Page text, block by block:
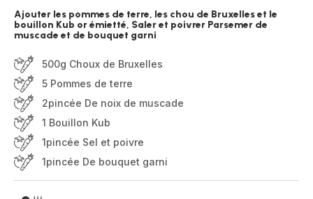
Ajouter les pommes de terre, les chou de Bruxelles et le
bouillon Kub or émietté, Saler et poivrer Parsemer de
muscade et de bouquet garni
500g Choux de Bruxelles
5 Pommes de terre
2pincée De noix de muscade
1 Bouillon Kub
1pincée Sel et poivre
1pincée De bouquet garni